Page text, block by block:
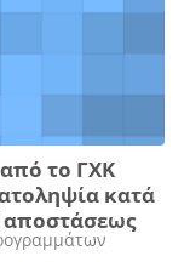
το ΓΧΚ
κατά
αποστάσεως